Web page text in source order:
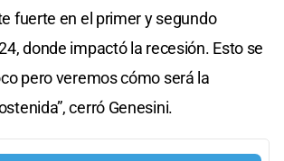
fuerte en el primer y segundo
donde impactó la recesión. Esto se
pero veremos cómo será la
cerró Genesini.